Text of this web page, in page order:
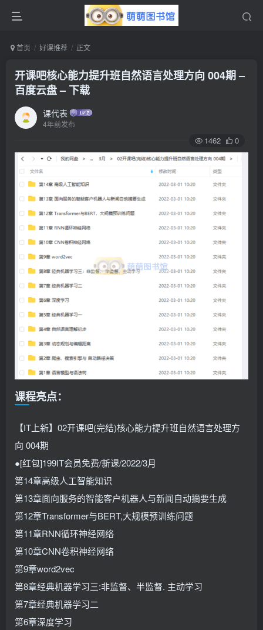
首页 好课推荐 正文
开课吧核心能力提升班自然语言处理方向 004期 –
百度云盘 – 下载
课代表
4年前发布
1462 0
课程亮点：
【IT上新】02开课吧(完结)核心能力提升班自然语言处理方
向 004期
●[红包]199IT会员免费/新课/2022/3月
第14章高级人工智能知识
第13章面向服务的智能客户机器人与新闻自动摘要生成
第12章Transformer与BERT,大规模预训练问题
第11章RNN循环神经网络
第10章CNN卷积神经网络
第9章word2vec
第8章经典机器学习三:非监督、半监督. 主动学习
第7章经典机器学习二
第6章深度学习